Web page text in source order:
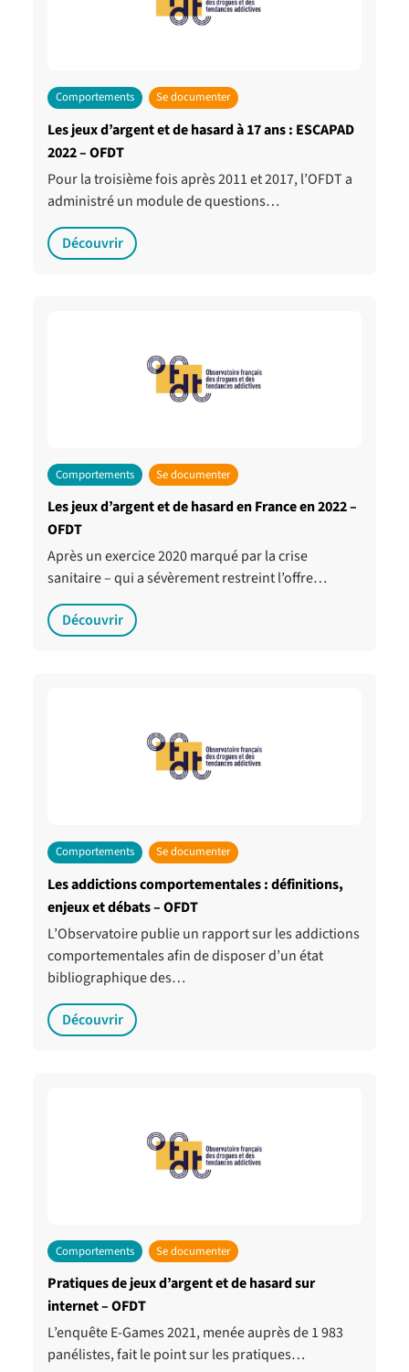
Comportements Se documenter
Les jeux d’argent et de hasard à 17 ans : ESCAPAD
2022 – OFDT
Pour la troisième fois après 2011 et 2017, l’OFDT a
administré un module de questions…
Découvrir
Comportements Se documenter
Les jeux d’argent et de hasard en France en 2022 –
OFDT
Après un exercice 2020 marqué par la crise
sanitaire – qui a sévèrement restreint l’offre…
Découvrir
Comportements Se documenter
Les addictions comportementales : définitions,
enjeux et débats – OFDT
L’Observatoire publie un rapport sur les addictions
comportementales afin de disposer d’un état
bibliographique des…
Découvrir
Comportements Se documenter
Pratiques de jeux d’argent et de hasard sur
internet – OFDT
L’enquête E-Games 2021, menée auprès de 1 983
panélistes, fait le point sur les pratiques…